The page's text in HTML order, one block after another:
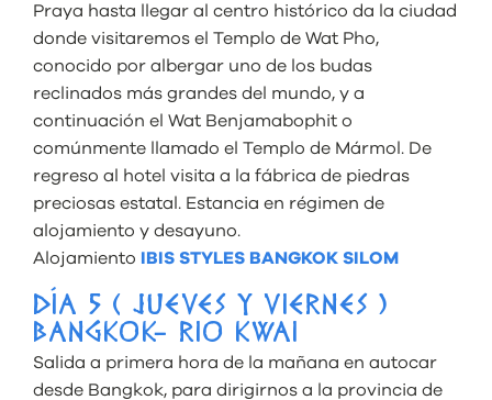
Praya hasta llegar al centro histórico da la ciudad
donde visitaremos el Templo de Wat Pho,
conocido por albergar uno de los budas
reclinados más grandes del mundo, y a
continuación el Wat Benjamabophit o
comúnmente llamado el Templo de Mármol. De
regreso al hotel visita a la fábrica de piedras
preciosas estatal. Estancia en régimen de
alojamiento y desayuno.
Alojamiento IBIS STYLES BANGKOK SILOM
DÍA 5 ( JUEVES Y VIERNES )
BANGKOK- RIO KWAI
Salida a primera hora de la mañana en autocar
desde Bangkok, para dirigirnos a la provincia de